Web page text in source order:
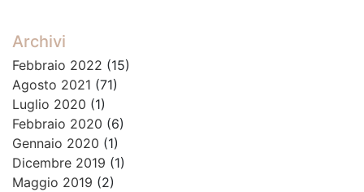
Archivi
Febbraio 2022 (15)
Agosto 2021 (71)
Luglio 2020 (1)
Febbraio 2020 (6)
Gennaio 2020 (1)
Dicembre 2019 (1)
Maggio 2019 (2)